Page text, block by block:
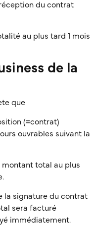
du contrat
au plus tard 1 mois
de la
que
(=contrat)
ouvrables suivant la
total au plus
signature du contrat
sera facturé
immédiatement.